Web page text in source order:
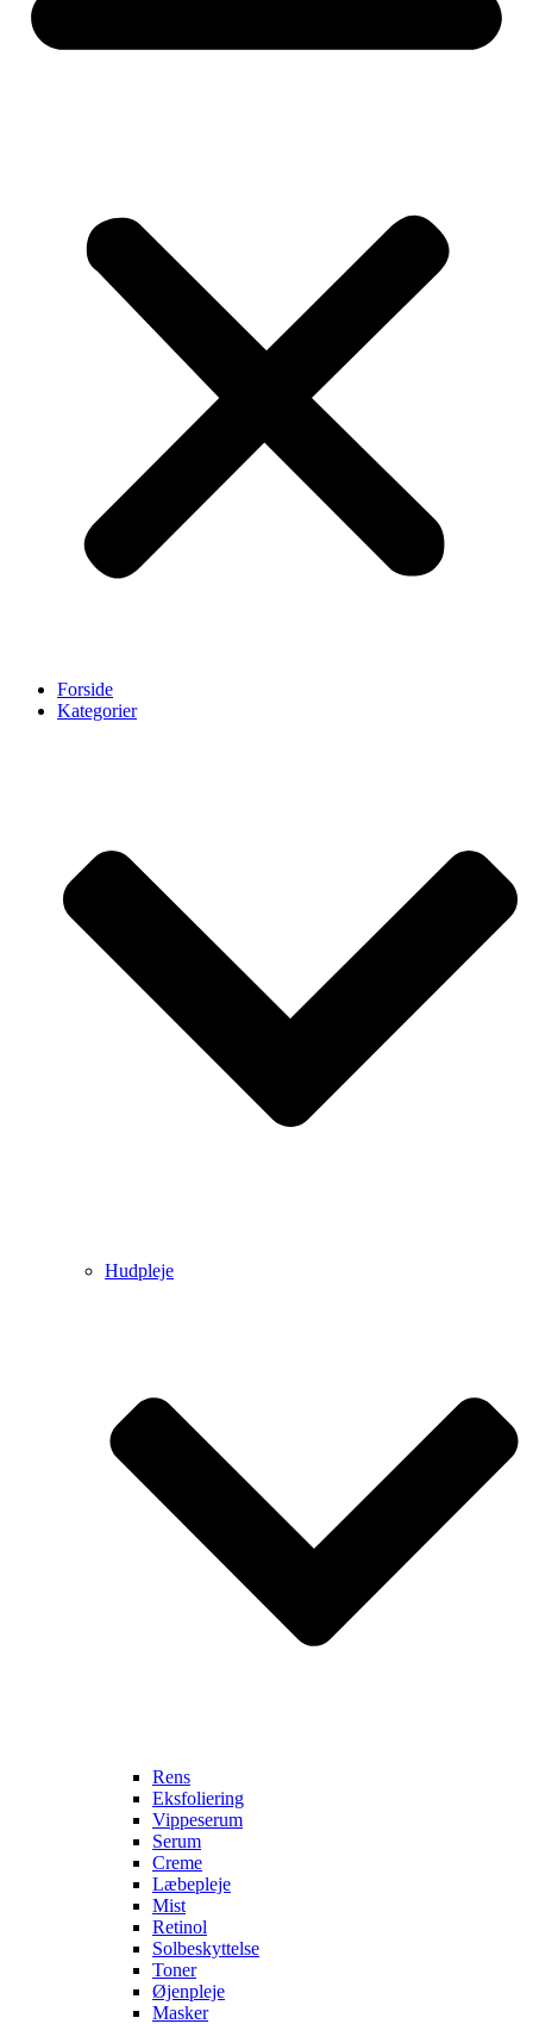
Forside
Kategorier
Hudpleje
Rens
Eksfoliering
Vippeserum
Serum
Creme
Læbepleje
Mist
Retinol
Solbeskyttelse
Toner
Øjenpleje
Masker